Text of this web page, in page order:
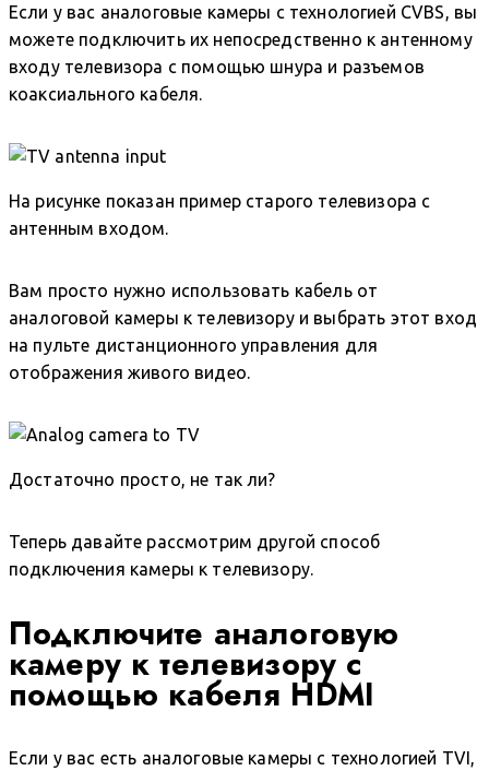
Если у вас аналоговые камеры с технологией CVBS, вы
можете подключить их непосредственно к антенному
входу телевизора с помощью шнура и разъемов
коаксиального кабеля.
На рисунке показан пример старого телевизора с
антенным входом.
Вам просто нужно использовать кабель от
аналоговой камеры к телевизору и выбрать этот вход
на пульте дистанционного управления для
отображения живого видео.
Достаточно просто, не так ли?
Теперь давайте рассмотрим другой способ
подключения камеры к телевизору.
Подключите аналоговую
камеру к телевизору с
помощью кабеля HDMI
Если у вас есть аналоговые камеры с технологией TVI,